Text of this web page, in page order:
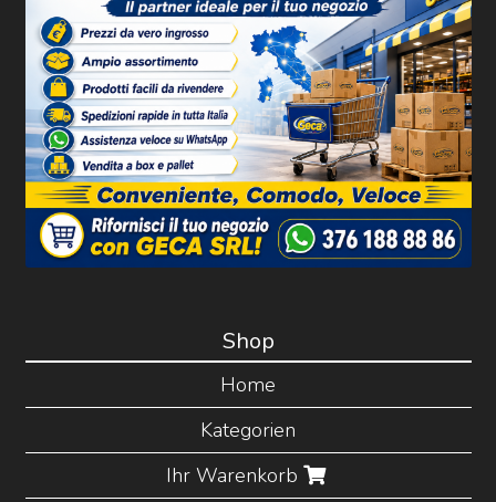
Shop
Home
Kategorien
Ihr Warenkorb